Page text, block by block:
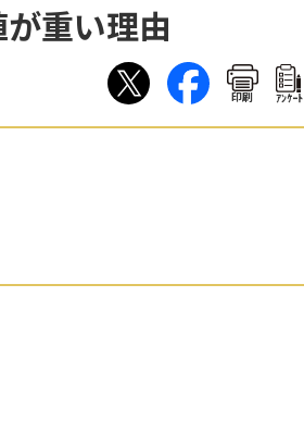
重い理由
印刷 ｱﾝｹｰﾄ